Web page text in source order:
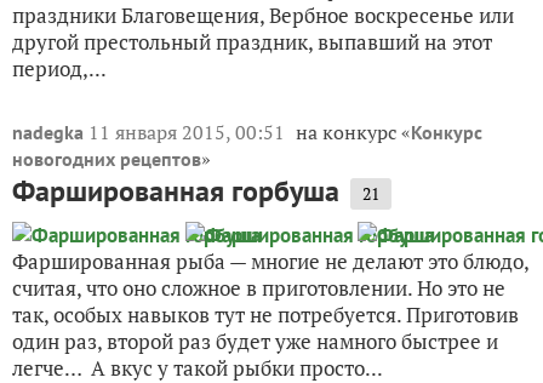
праздники Благовещения, Вербное воскресенье или
другой престольный праздник, выпавший на этот
период,...
nadegka 11 января 2015, 00:51 на конкурс «Конкурс
новогодних рецептов»
Фаршированная горбуша 21
Фаршированная рыба — многие не делают это блюдо,
считая, что оно сложное в приготовлении. Но это не
так, особых навыков тут не потребуется. Приготовив
один раз, второй раз будет уже намного быстрее и
легче… А вкус у такой рыбки просто...